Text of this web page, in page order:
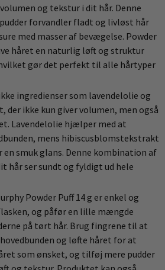
og tekstur i dit hår. Denne
forvandler fladt og livløst hår
med masser af bevægelse. Powder
håret en naturlig løft og struktur
gør det perfekt til alle hårtyper
ingredienser som lavendelolie og
ikke kun giver volumen, men også
Lavendelolie hjælper med at
mens hibiscusblomstekstrakt
smuk glans. Denne kombination af
hår ser sundt og fyldigt ud hele
Powder Puff 14 g er enkel og
og påfør en lille mængde
på tørt hår. Brug fingrene til at
og løfte håret for at
som ønsket, og tilføj mere pudder